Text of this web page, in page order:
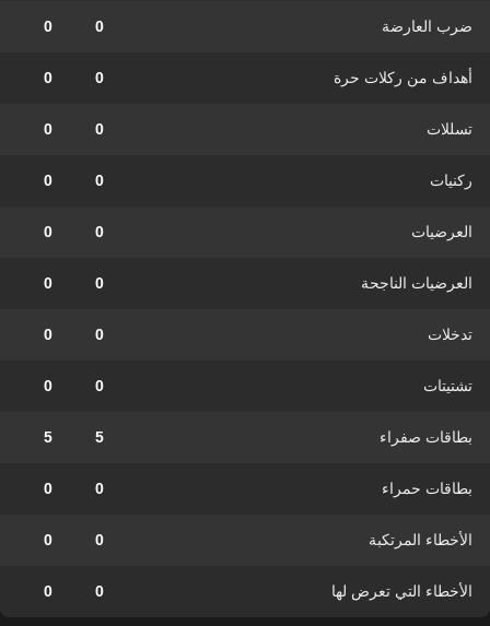
ضرب العارضة 0
0
أهداف من ركلات حرة 0
0
تسللات 0
0
ركنيات 0
0
العرضيات 0
0
العرضيات الناجحة 0
0
تدخلات 0
0
تشتيتات 0
0
بطاقات صفراء 5
5
بطاقات حمراء 0
0
الأخطاء المرتكبة 0
0
الأخطاء التي تعرض لها 0
0